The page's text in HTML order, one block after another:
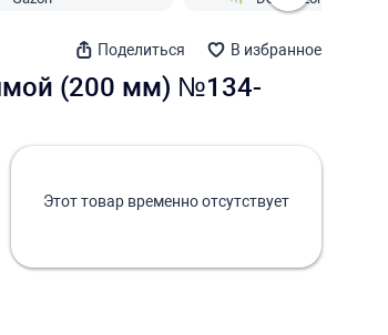
Поделиться В избранное
(200 мм) №134-
Этот товар временно отсутствует